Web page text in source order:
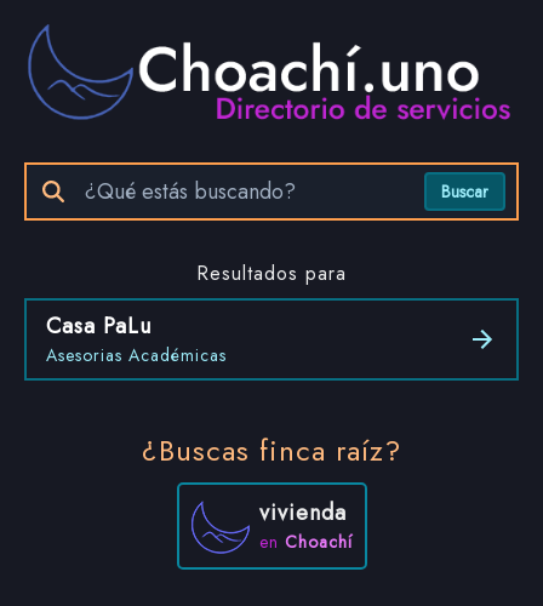
Buscar
Resultados para
Casa PaLu
Asesorias Académicas
¿Buscas finca raíz?
vivienda
en Choachí